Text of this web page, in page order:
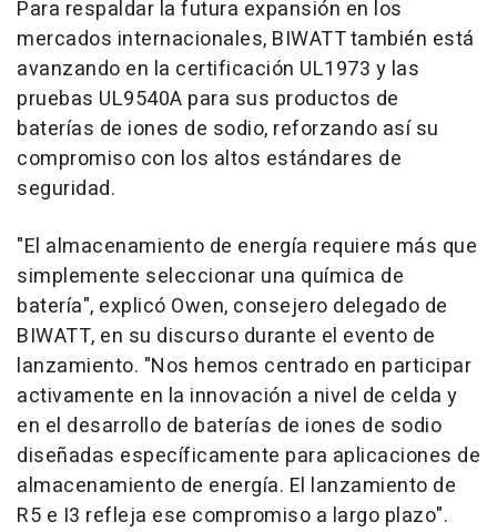
Para respaldar la futura expansión en los
mercados internacionales, BIWATT también está
avanzando en la certificación UL1973 y las
pruebas UL9540A para sus productos de
baterías de iones de sodio, reforzando así su
compromiso con los altos estándares de
seguridad.
"El almacenamiento de energía requiere más que
simplemente seleccionar una química de
batería", explicó Owen, consejero delegado de
BIWATT, en su discurso durante el evento de
lanzamiento. "Nos hemos centrado en participar
activamente en la innovación a nivel de celda y
en el desarrollo de baterías de iones de sodio
diseñadas específicamente para aplicaciones de
almacenamiento de energía. El lanzamiento de
R5 e I3 refleja ese compromiso a largo plazo".